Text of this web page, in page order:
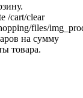
/cart/clear
files/
на сумму
товара.